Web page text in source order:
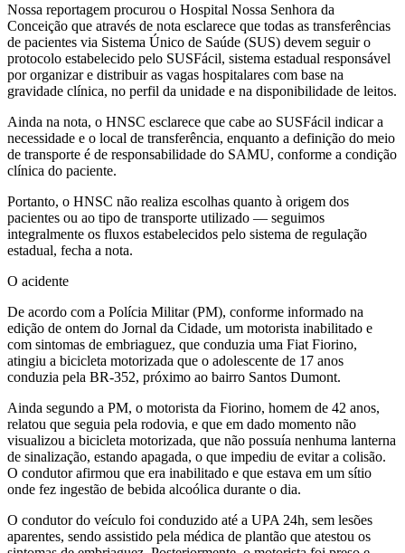
Nossa reportagem procurou o Hospital Nossa Senhora da
Conceição que através de nota esclarece que todas as transferências
de pacientes via Sistema Único de Saúde (SUS) devem seguir o
protocolo estabelecido pelo SUSFácil, sistema estadual responsável
por organizar e distribuir as vagas hospitalares com base na
gravidade clínica, no perfil da unidade e na disponibilidade de leitos.
Ainda na nota, o HNSC esclarece que cabe ao SUSFácil indicar a
necessidade e o local de transferência, enquanto a definição do meio
de transporte é de responsabilidade do SAMU, conforme a condição
clínica do paciente.
Portanto, o HNSC não realiza escolhas quanto à origem dos
pacientes ou ao tipo de transporte utilizado — seguimos
integralmente os fluxos estabelecidos pelo sistema de regulação
estadual, fecha a nota.
O acidente
De acordo com a Polícia Militar (PM), conforme informado na
edição de ontem do Jornal da Cidade, um motorista inabilitado e
com sintomas de embriaguez, que conduzia uma Fiat Fiorino,
atingiu a bicicleta motorizada que o adolescente de 17 anos
conduzia pela BR-352, próximo ao bairro Santos Dumont.
Ainda segundo a PM, o motorista da Fiorino, homem de 42 anos,
relatou que seguia pela rodovia, e que em dado momento não
visualizou a bicicleta motorizada, que não possuía nenhuma lanterna
de sinalização, estando apagada, o que impediu de evitar a colisão.
O condutor afirmou que era inabilitado e que estava em um sítio
onde fez ingestão de bebida alcoólica durante o dia.
O condutor do veículo foi conduzido até a UPA 24h, sem lesões
aparentes, sendo assistido pela médica de plantão que atestou os